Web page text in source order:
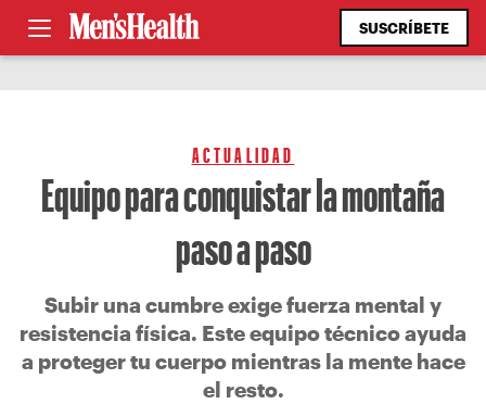
SUSCRÍBETE
ACTUALIDAD
Equipo para conquistar la montaña
paso a paso
Subir una cumbre exige fuerza mental y
resistencia física. Este equipo técnico ayuda
a proteger tu cuerpo mientras la mente hace
el resto.